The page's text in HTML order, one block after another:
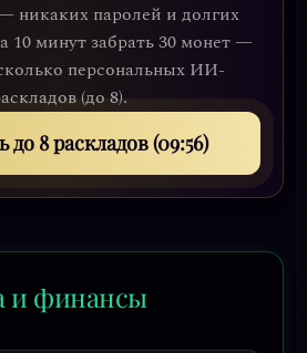
никаких паролей и долгих
10 минут забрать 30 монет —
персональных ИИ-
(до 8).
до 8 раскладов (09:52)
и финансы